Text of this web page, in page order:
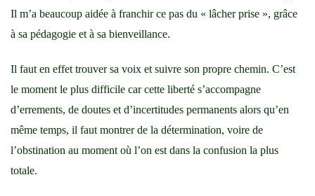
Il m’a beaucoup aidée à franchir ce pas du « lâcher prise », grâce
à sa pédagogie et à sa bienveillance.
Il faut en effet trouver sa voix et suivre son propre chemin. C’est
le moment le plus difficile car cette liberté s’accompagne
d’errements, de doutes et d’incertitudes permanents alors qu’en
même temps, il faut montrer de la détermination, voire de
l’obstination au moment où l’on est dans la confusion la plus
totale.